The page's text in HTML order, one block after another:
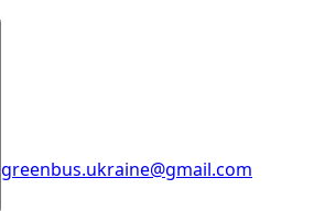
greenbus.ukraine@gmail.com